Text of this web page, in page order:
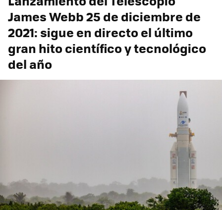
James Webb 25 de diciembre de
2021: sigue en directo el último
gran hito científico y tecnológico
del año